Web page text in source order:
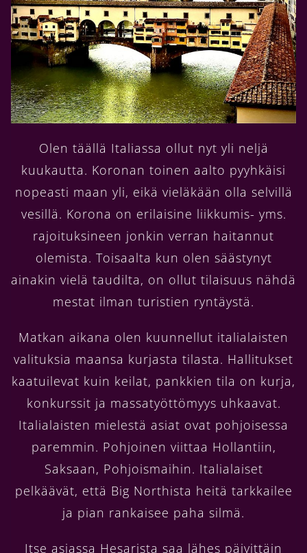
Olen täällä Italiassa ollut nyt yli neljä
kuukautta. Koronan toinen aalto pyyhkäisi
nopeasti maan yli, eikä vieläkään olla selvillä
vesillä. Korona on erilaisine liikkumis- yms.
rajoituksineen jonkin verran haitannut
olemista. Toisaalta kun olen säästynyt
ainakin vielä taudilta, on ollut tilaisuus nähdä
mestat ilman turistien ryntäystä.
Matkan aikana olen kuunnellut italialaisten
valituksia maansa kurjasta tilasta. Hallitukset
kaatuilevat kuin keilat, pankkien tila on kurja,
konkurssit ja massatyöttömyys uhkaavat.
Italialaisten mielestä asiat ovat pohjoisessa
paremmin. Pohjoinen viittaa Hollantiin,
Saksaan, Pohjoismaihin. Italialaiset
pelkäävät, että Big Northista heitä tarkkailee
ja pian rankaisee paha silmä.
Itse asiassa Hesarista saa lähes päivittäin